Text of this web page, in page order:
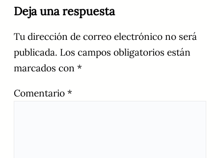
Deja una respuesta
Tu dirección de correo electrónico no será
publicada. Los campos obligatorios están
marcados con *
Comentario *